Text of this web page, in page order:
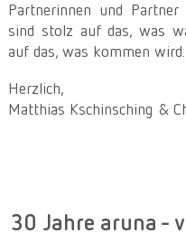
Partnerinnen und
sind stolz auf das, was
auf das, was kommen wird.
Herzlich,
Matthias Kschinsching &
30 Jahre aruna -